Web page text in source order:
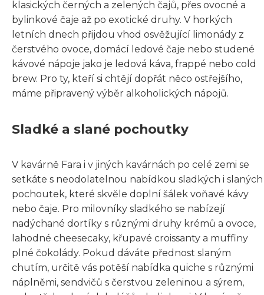
klasických černých a zelených čajů, přes ovocné a
bylinkové čaje až po exotické druhy. V horkých
letních dnech přijdou vhod osvěžující limonády z
čerstvého ovoce, domácí ledové čaje nebo studené
kávové nápoje jako je ledová káva, frappé nebo cold
brew. Pro ty, kteří si chtějí dopřát něco ostřejšího,
máme připravený výběr alkoholických nápojů.
Sladké a slané pochoutky
V kavárně Fara i v jiných kavárnách po celé zemi se
setkáte s neodolatelnou nabídkou sladkých i slaných
pochoutek, které skvěle doplní šálek voňavé kávy
nebo čaje. Pro milovníky sladkého se nabízejí
nadýchané dortíky s různými druhy krémů a ovoce,
lahodné cheesecaky, křupavé croissanty a muffiny
plné čokolády. Pokud dáváte přednost slaným
chutím, určitě vás potěší nabídka quiche s různými
náplněmi, sendvičů s čerstvou zeleninou a sýrem,